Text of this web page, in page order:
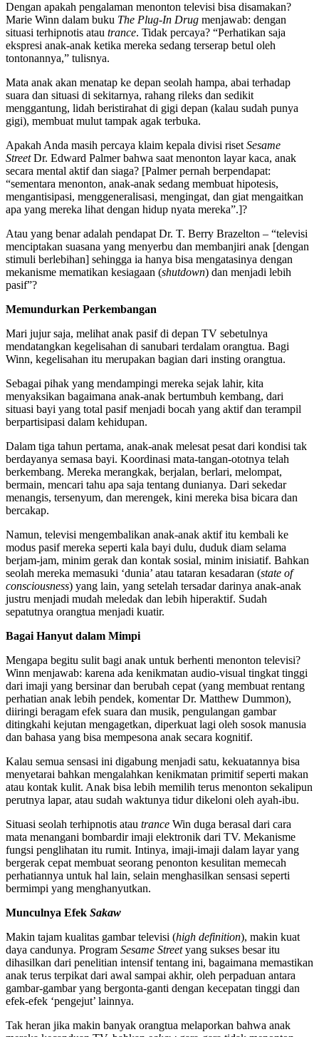
Dengan apakah pengalaman menonton televisi bisa disamakan?
Marie Winn dalam buku The Plug-In Drug menjawab: dengan
situasi terhipnotis atau trance. Tidak percaya? “Perhatikan saja
ekspresi anak-anak ketika mereka sedang terserap betul oleh
tontonannya,” tulisnya.
Mata anak akan menatap ke depan seolah hampa, abai terhadap
suara dan situasi di sekitarnya, rahang rileks dan sedikit
menggantung, lidah beristirahat di gigi depan (kalau sudah punya
gigi), membuat mulut tampak agak terbuka.
Apakah Anda masih percaya klaim kepala divisi riset Sesame
StreetDr. Edward Palmer bahwa saat menonton layar kaca, anak
secara mental aktif dan siaga? [Palmer pernah berpendapat:
“sementara menonton, anak-anak sedang membuat hipotesis,
mengantisipasi, menggeneralisasi, mengingat, dan giat mengaitkan
apa yang mereka lihat dengan hidup nyata mereka”.]?
Atau yang benar adalah pendapat Dr. T. Berry Brazelton – “televisi
menciptakan suasana yang menyerbu dan membanjiri anak [dengan
stimuli berlebihan] sehingga ia hanya bisa mengatasinya dengan
mekanisme mematikan kesiagaan (shutdown) dan menjadi lebih
pasif”?
Memundurkan Perkembangan
Mari jujur saja, melihat anak pasif di depan TV sebetulnya
mendatangkan kegelisahan di sanubari terdalam orangtua. Bagi
Winn, kegelisahan itu merupakan bagian dari insting orangtua.
Sebagai pihak yang mendampingi mereka sejak lahir, kita
menyaksikan bagaimana anak-anak bertumbuh kembang, dari
situasi bayi yang total pasif menjadi bocah yang aktif dan terampil
berpartisipasi dalam kehidupan.
Dalam tiga tahun pertama, anak-anak melesat pesat dari kondisi tak
berdayanya semasa bayi. Koordinasi mata-tangan-ototnya telah
berkembang. Mereka merangkak, berjalan, berlari, melompat,
bermain, mencari tahu apa saja tentang dunianya. Dari sekedar
menangis, tersenyum, dan merengek, kini mereka bisa bicara dan
bercakap.
Namun, televisi mengembalikan anak-anak aktif itu kembali ke
modus pasif mereka seperti kala bayi dulu, duduk diam selama
berjam-jam, minim gerak dan kontak sosial, minim inisiatif. Bahkan
seolah mereka memasuki ‘dunia’ atau tataran kesadaran (state of
consciousness) yang lain, yang setelah tersadar darinya anak-anak
justru menjadi mudah meledak dan lebih hiperaktif. Sudah
sepatutnya orangtua menjadi kuatir.
Bagai Hanyut dalam Mimpi
Mengapa begitu sulit bagi anak untuk berhenti menonton televisi?
Winn menjawab: karena ada kenikmatan audio-visual tingkat tinggi
dari imaji yang bersinar dan berubah cepat (yang membuat rentang
perhatian anak lebih pendek, komentar Dr. Matthew Dummon),
diiringi beragam efek suara dan musik, pengulangan gambar
ditingkahi kejutan mengagetkan, diperkuat lagi oleh sosok manusia
dan bahasa yang bisa mempesona anak secara kognitif.
Kalau semua sensasi ini digabung menjadi satu, kekuatannya bisa
menyetarai bahkan mengalahkan kenikmatan primitif seperti makan
atau kontak kulit. Anak bisa lebih memilih terus menonton sekalipun
perutnya lapar, atau sudah waktunya tidur dikeloni oleh ayah-ibu.
Situasi seolah terhipnotis atau trance Win duga berasal dari cara
mata menangani bombardir imaji elektronik dari TV. Mekanisme
fungsi penglihatan itu rumit. Intinya, imaji-imaji dalam layar yang
bergerak cepat membuat seorang penonton kesulitan memecah
perhatiannya untuk hal lain, selain menghasilkan sensasi seperti
bermimpi yang menghanyutkan.
Munculnya Efek Sakaw
Makin tajam kualitas gambar televisi (high definition), makin kuat
daya candunya. Program Sesame Streetyang sukses besar itu
dihasilkan dari penelitian intensif tentang ini, bagaimana memastikan
anak terus terpikat dari awal sampai akhir, oleh perpaduan antara
gambar-gambar yang bergonta-ganti dengan kecepatan tinggi dan
efek-efek ‘pengejut’ lainnya.
Tak heran jika makin banyak orangtua melaporkan bahwa anak